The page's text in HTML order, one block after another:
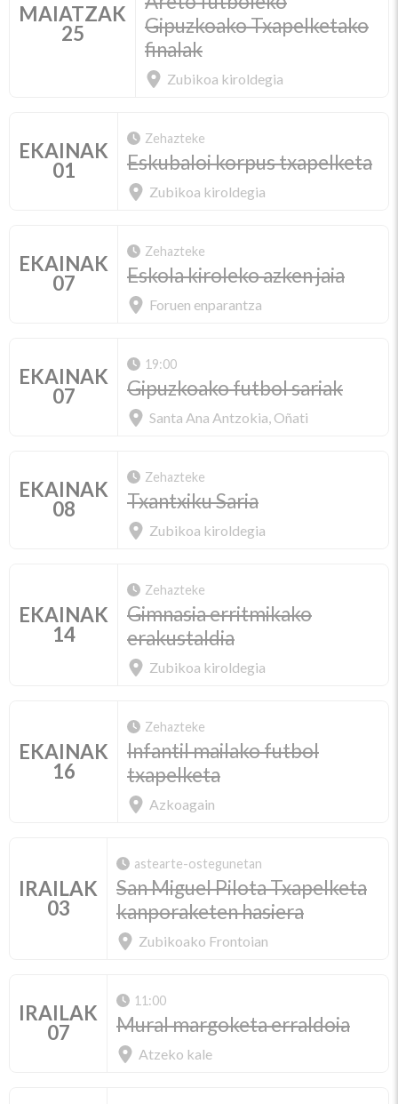
MAIATZAK
25
Gipuzkoako Txapelketako
finalak
Zubikoa kiroldegia
EKAINAK
01
Zehazteke
Eskubaloi korpus txapelketa
Zubikoa kiroldegia
EKAINAK
07
Zehazteke
Eskola kiroleko azken jaia
Foruen enparantza
EKAINAK
07
19:00
Gipuzkoako futbol sariak
Santa Ana Antzokia, Oñati
EKAINAK
08
Zehazteke
Txantxiku Saria
Zubikoa kiroldegia
EKAINAK
14
Zehazteke
Gimnasia erritmikako
erakustaldia
Zubikoa kiroldegia
EKAINAK
16
Zehazteke
Infantil mailako futbol
txapelketa
Azkoagain
IRAILAK
03
astearte-ostegunetan
San Miguel Pilota Txapelketa
kanporaketen hasiera
Zubikoako Frontoian
IRAILAK
07
11:00
Mural margoketa erraldoia
Atzeko kale